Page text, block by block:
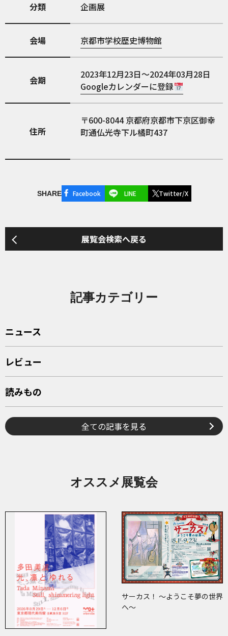
分類 企画展
会場 京都市学校歴史博物館
会期
2023年12月23日～2024年03月28日
Googleカレンダーに登録
住所
600-8044京都府京都市下京区御幸
町通仏光寺下ル橘町437
SHARE Facebook LINE Twitter/X
展覧会検索へ戻る
記事カテゴリー
ニュース
レビュー
読みもの
全ての記事を見る
オススメ展覧会
サーカス！ ～ようこそ夢の世界
へ～